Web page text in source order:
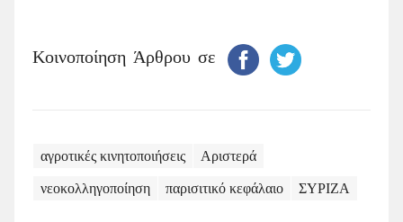
Κοινοποίηση Άρθρου σε
αγροτικές κινητοποιήσεις Αριστερά
νεοκολληγοποίηση παρισιτικό κεφάλαιο ΣΥΡΙΖΑ